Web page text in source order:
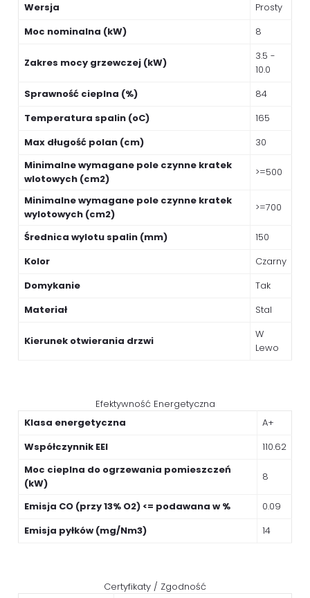
Wersja
Prosty
Moc nominalna (kW)
8
Zakres mocy grzewczej (kW)
3.5 -
10.0
Sprawność cieplna (%)
84
Temperatura spalin (oC)
165
Max długość polan (cm)
30
Minimalne wymagane pole czynne kratek
wlotowych (cm2)
>=500
Minimalne wymagane pole czynne kratek
wylotowych (cm2)
>=700
Średnica wylotu spalin (mm)
150
Kolor
Czarny
Domykanie
Tak
Materiał
Stal
Kierunek otwierania drzwi
W
Lewo
Efektywność Energetyczna
Klasa energetyczna
A+
Współczynnik EEI
110.62
Moc cieplna do ogrzewania pomieszczeń
(kW)
8
Emisja CO (przy 13% O2) <= podawana w %
0.09
Emisja pyłków (mg/Nm3)
14
Certyfikaty / Zgodność